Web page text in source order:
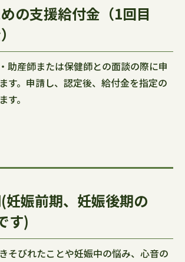
の支援給付金（1回目
助産師または保健師との面談の際に申
す。申請し、認定後、給付金を指定の
す。
妊娠前期、妊娠後期の
す)
そびれたことや妊娠中の悩み、心音の